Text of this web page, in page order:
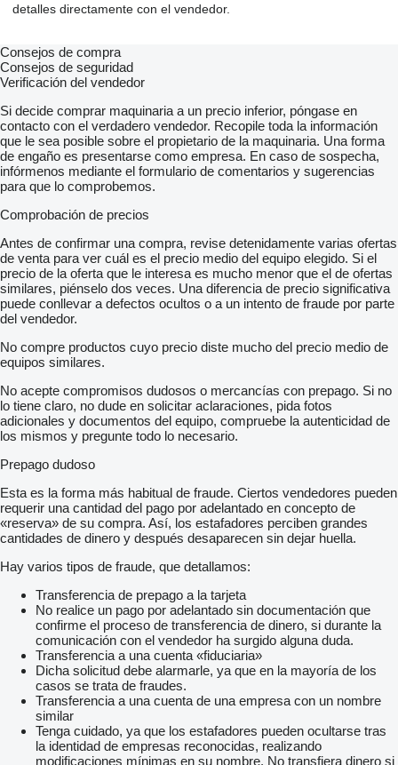
detalles directamente con el vendedor.
Consejos de compra
Consejos de seguridad
Verificación del vendedor
Si decide comprar maquinaria a un precio inferior, póngase en
contacto con el verdadero vendedor. Recopile toda la información
que le sea posible sobre el propietario de la maquinaria. Una forma
de engaño es presentarse como empresa. En caso de sospecha,
infórmenos mediante el formulario de comentarios y sugerencias
para que lo comprobemos.
Comprobación de precios
Antes de confirmar una compra, revise detenidamente varias ofertas
de venta para ver cuál es el precio medio del equipo elegido. Si el
precio de la oferta que le interesa es mucho menor que el de ofertas
similares, piénselo dos veces. Una diferencia de precio significativa
puede conllevar a defectos ocultos o a un intento de fraude por parte
del vendedor.
No compre productos cuyo precio diste mucho del precio medio de
equipos similares.
No acepte compromisos dudosos o mercancías con prepago. Si no
lo tiene claro, no dude en solicitar aclaraciones, pida fotos
adicionales y documentos del equipo, compruebe la autenticidad de
los mismos y pregunte todo lo necesario.
Prepago dudoso
Esta es la forma más habitual de fraude. Ciertos vendedores pueden
requerir una cantidad del pago por adelantado en concepto de
«reserva» de su compra. Así, los estafadores perciben grandes
cantidades de dinero y después desaparecen sin dejar huella.
Hay varios tipos de fraude, que detallamos:
Transferencia de prepago a la tarjeta
No realice un pago por adelantado sin documentación que
confirme el proceso de transferencia de dinero, si durante la
comunicación con el vendedor ha surgido alguna duda.
Transferencia a una cuenta «fiduciaria»
Dicha solicitud debe alarmarle, ya que en la mayoría de los
casos se trata de fraudes.
Transferencia a una cuenta de una empresa con un nombre
similar
Tenga cuidado, ya que los estafadores pueden ocultarse tras
la identidad de empresas reconocidas, realizando
modificaciones mínimas en su nombre. No transfiera dinero si